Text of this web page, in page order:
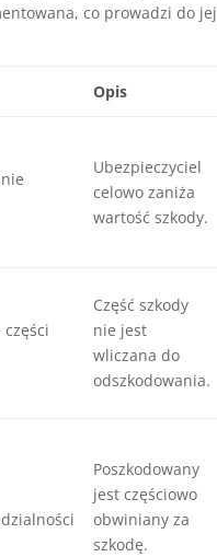
co prowadzi do jej
Opis
Ubezpieczyciel
celowo zaniża
wartość szkody.
Część szkody
nie jest
wliczana do
odszkodowania.
Poszkodowany
jest częściowo
obwiniany za
szkodę.